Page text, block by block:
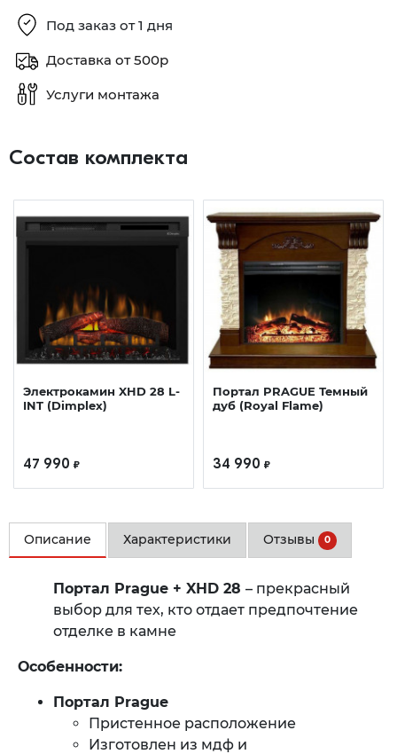
Под заказ от 1 дня
Доставка от 500р
Услуги монтажа
Состав комплекта
Электрокамин XHD 28 L-
INT (Dimplex)
47 990 ₽
Портал PRAGUE Темный
дуб (Royal Flame)
34 990 ₽
Описание Характеристики Отзывы 0
Портал Prague + XHD 28​ – прекрасный
выбор для тех, кто отдает предпочтение
отделке в камне
Особенности:
Портал Prague
Пристенное расположение
Изготовлен из мдф и